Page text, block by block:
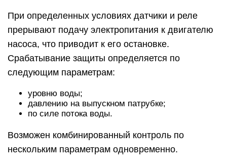
При определенных условиях датчики и реле
прерывают подачу электропитания к двигателю
насоса, что приводит к его остановке.
Срабатывание защиты определяется по
следующим параметрам:
уровню воды;
давлению на выпускном патрубке;
по силе потока воды.
Возможен комбинированный контроль по
нескольким параметрам одновременно.